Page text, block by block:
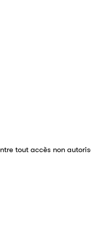
tout accès non